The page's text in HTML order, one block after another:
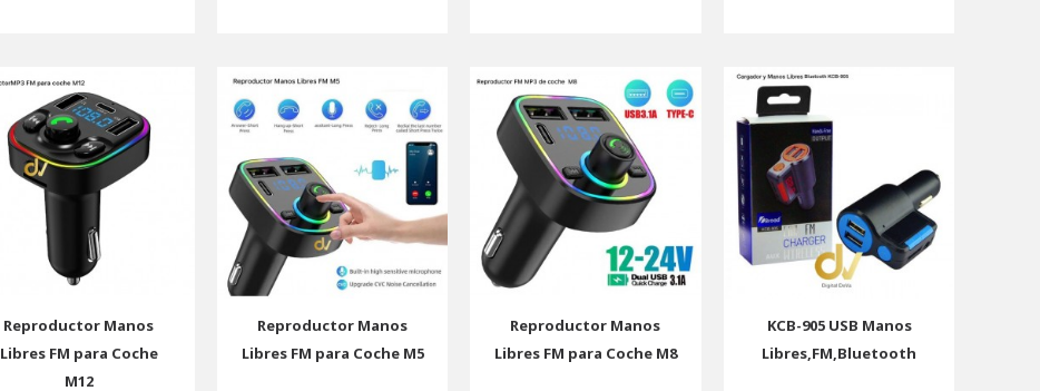
Reproductor Manos
Libres FM para Coche
M12
Reproductor Manos
Libres FM para Coche M5
Reproductor Manos
Libres FM para Coche M8
KCB-905 USB Manos
Libres,FM,Bluetooth